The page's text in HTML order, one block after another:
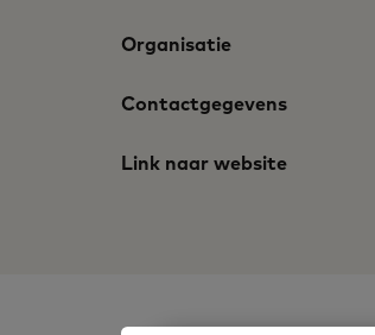
Organisatie
Contactgegevens
Link naar website